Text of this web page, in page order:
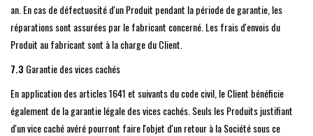
an. En cas de défectuosité d'un Produit pendant la période de garantie, les
réparations sont assurées par le fabricant concerné. Les frais d'envois du
Produit au fabricant sont à la charge du Client.
7.3 Garantie des vices cachés
En application des articles 1641 et suivants du code civil, le Client bénéficie
également de la garantie légale des vices cachés. Seuls les Produits justifiant
d'un vice caché avéré pourront faire l'objet d'un retour à la Société sous ce